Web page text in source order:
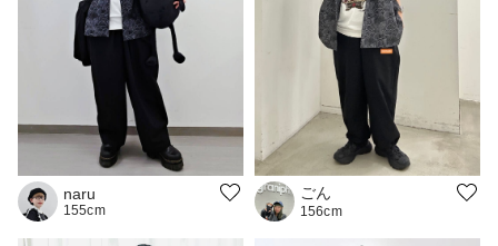
naru
155cm
ごん
156cm